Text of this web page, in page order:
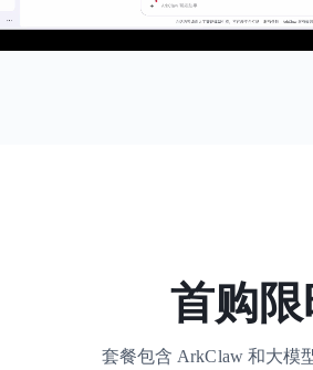
首购限
套餐包含 ArkClaw 和大模